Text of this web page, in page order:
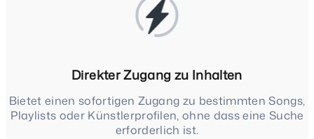
Direkter Zugang zu Inhalten
Bietet einen sofortigen Zugang zu bestimmten Songs,
Playlists oder Künstlerprofilen, ohne dass eine Suche
erforderlich ist.